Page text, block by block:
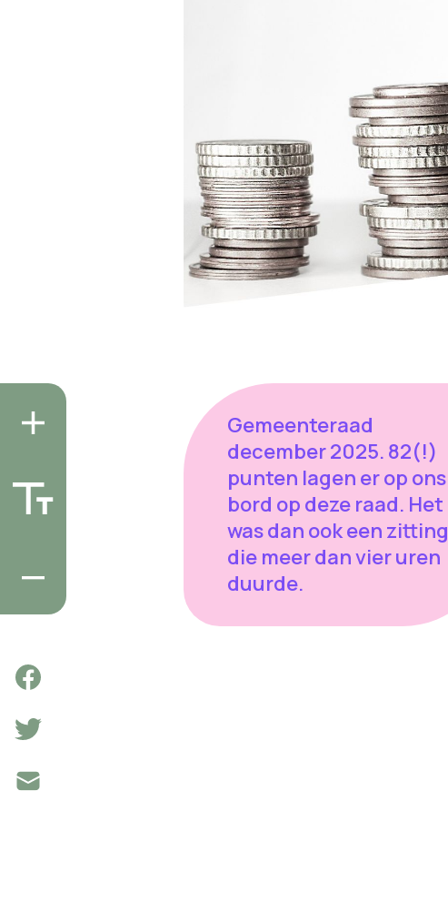
Gemeenteraad
december 2025. 82(!)
punten lagen er op ons
bord op deze raad. Het
was dan ook een zitting
die meer dan vier uren
duurde.